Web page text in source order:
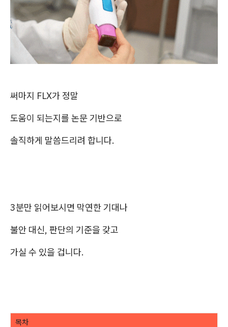
써마지 FLX가 정말
도움이 되는지를 논문 기반으로
솔직하게 말씀드리려 합니다.
3분만 읽어보시면 막연한 기대나
불안 대신, 판단의 기준을 갖고
가실 수 있을 겁니다.
목차